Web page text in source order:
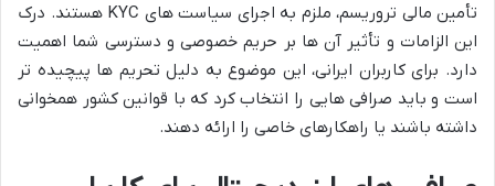
تأمین مالی تروریسم، ملزم به اجرای سیاست های KYC هستند. درک
این الزامات و تأثیر آن ها بر حریم خصوصی و دسترسی شما اهمیت
دارد. برای کاربران ایرانی، این موضوع به دلیل تحریم ها پیچیده تر
است و باید صرافی هایی را انتخاب کرد که با قوانین کشور همخوانی
داشته باشند یا راهکارهای خاصی را ارائه دهند.